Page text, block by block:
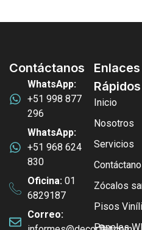
Contáctanos
WhatsApp:
+51 998 877
296
WhatsApp:
+51 968 624
830
Oficina: 01
6829187
Correo:
Enlaces
Rápidos
Inicio
Nosotros
Servicios
Zócalos
Pisos
Paneles